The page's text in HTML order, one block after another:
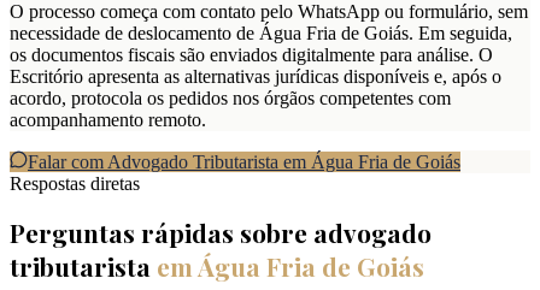
O processo começa com contato pelo WhatsApp ou formulário, sem
necessidade de deslocamento de Água Fria de Goiás. Em seguida,
os documentos fiscais são enviados digitalmente para análise. O
Escritório apresenta as alternativas jurídicas disponíveis e, após o
acordo, protocola os pedidos nos órgãos competentes com
acompanhamento remoto.
Falar com Advogado Tributarista em Água Fria de Goiás
Respostas diretas
Perguntas rápidas sobre advogado
tributarista em Água Fria de Goiás